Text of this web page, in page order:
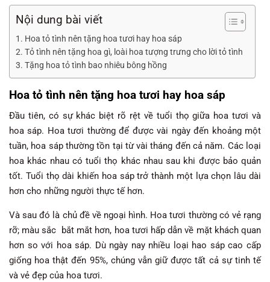
Nội dung bài viết
Hoa tỏ tình nên tặng hoa tươi hay hoa sáp
Tỏ tình nên tặng hoa gì, loài hoa tượng trưng cho lời tỏ tình
Tặng hoa tỏ tình bao nhiêu bông hồng
Hoa tỏ tình nên tặng hoa tươi hay hoa sáp
Đầu tiên, có sự khác biệt rõ rệt về tuổi thọ giữa hoa tươi và
hoa sáp. Hoa tươi thường để được vài ngày đến khoảng một
tuần, hoa sáp thường tồn tại từ vài tháng đến cả năm. Các loại
hoa khác nhau có tuổi thọ khác nhau sau khi được bảo quản
tốt. Tuổi thọ dài khiến hoa sáp trở thành một lựa chọn lâu dài
hơn cho những người thực tế hơn.
Và sau đó là chủ đề về ngoại hình. Hoa tươi thường có vẻ rạng
rỡ; màu sắc bắt mắt hơn, hoa tươi hấp dẫn về mặt khách quan
hơn so với hoa sáp. Dù ngày nay nhiều loại hao sáp cao cấp
giống hoa thật đến 95%, chúng vẫn giữ được tất cả sự tinh tế
và vẻ đẹp của hoa tươi.